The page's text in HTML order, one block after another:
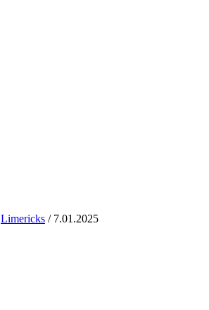
Limericks / 7.01.2025